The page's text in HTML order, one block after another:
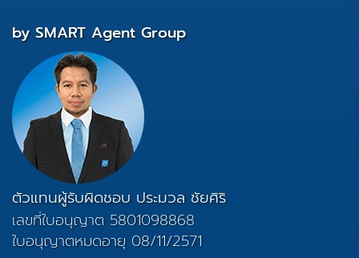
by SMART Agent Group
ตัวแทนผู้รับผิดชอบ ประมวล ชัยศิริ
เลขที่ใบอนุญาต 5801098868
ใบอนุญาตหมดอายุ 08/11/2571